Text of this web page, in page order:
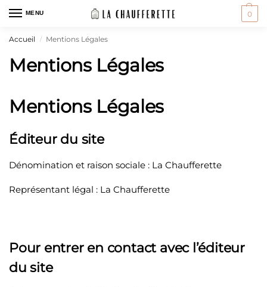
MENU 0
Accueil / Mentions Légales
Mentions Légales
Mentions Légales
Éditeur du site
Dénomination et raison sociale : La Chaufferette
Représentant légal : La Chaufferette
Pour entrer en contact avec l’éditeur
du site